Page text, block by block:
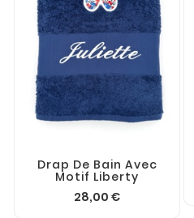
Drap De Bain Avec
Motif Liberty
28,00 €